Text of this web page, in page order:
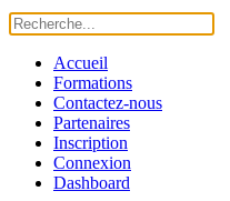
Accueil
Formations
Contactez-nous
Partenaires
Inscription
Connexion
Dashboard